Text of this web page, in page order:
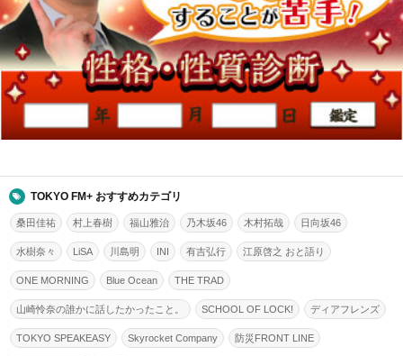
TOKYO FM+ おすすめカテゴリ
桑田佳祐 村上春樹 福山雅治 乃木坂46 木村拓哉 日向坂46
水樹奈々 LiSA 川島明 INI 有吉弘行 江原啓之 おと語り
ONE MORNING Blue Ocean THE TRAD
山崎怜奈の誰かに話したかったこと。 SCHOOL OF LOCK! ディアフレンズ
TOKYO SPEAKEASY Skyrocket Company 防災FRONT LINE